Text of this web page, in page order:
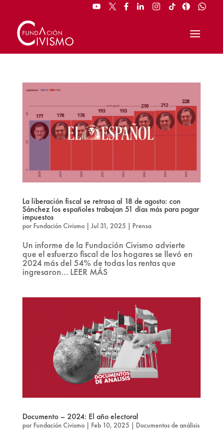
La liberación fiscal se retrasa al 18 de agosto: con
Sánchez los españoles trabajan 51 días más para pagar
impuestos
por Fundación Civismo| Jul 31, 2025 Prensa
Un informe de la Fundación Civismo advierte
que el esfuerzo fiscal de los hogares se llevó en
2024 más del 54% de todas las rentas que
ingresaron… LEER MÁS
Documento – 2024: El año electoral
por Fundación Civismo| Feb 10, 2025 | Documentos de análisis